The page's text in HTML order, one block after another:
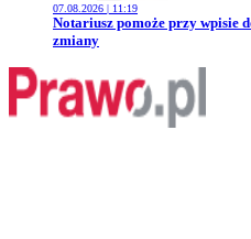
07.08.2026 | 11:19
Przejdź do artykułu:
Notariusz pomoże przy wpisie
zmiany